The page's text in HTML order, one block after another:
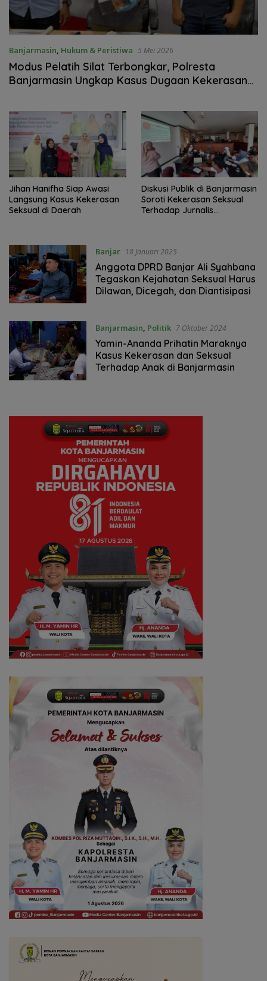
Banjarmasin, Hukum & Peristiwa 5 Mei 2026
Modus Pelatih Silat Terbongkar, Polresta
Banjarmasin Ungkap Kasus Dugaan Kekerasan
‎Jihan Hanifha Siap Awasi
Langsung Kasus Kekerasan
Seksual di Daerah ‎
Diskusi Publik di Banjarmasin
Soroti Kekerasan Seksual
Terhadap Jurnalis
Banjar 18 Januari 2025
Anggota DPRD Banjar Ali Syahbana
Tegaskan Kejahatan Seksual Harus
Dilawan, Dicegah, dan Diantisipasi
Banjarmasin, Politik 7 Oktober 2024
Yamin-Ananda Prihatin Maraknya
Kasus Kekerasan dan Seksual
Terhadap Anak di Banjarmasin